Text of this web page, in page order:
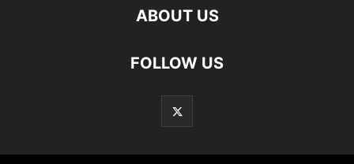
ABOUT US
FOLLOW US